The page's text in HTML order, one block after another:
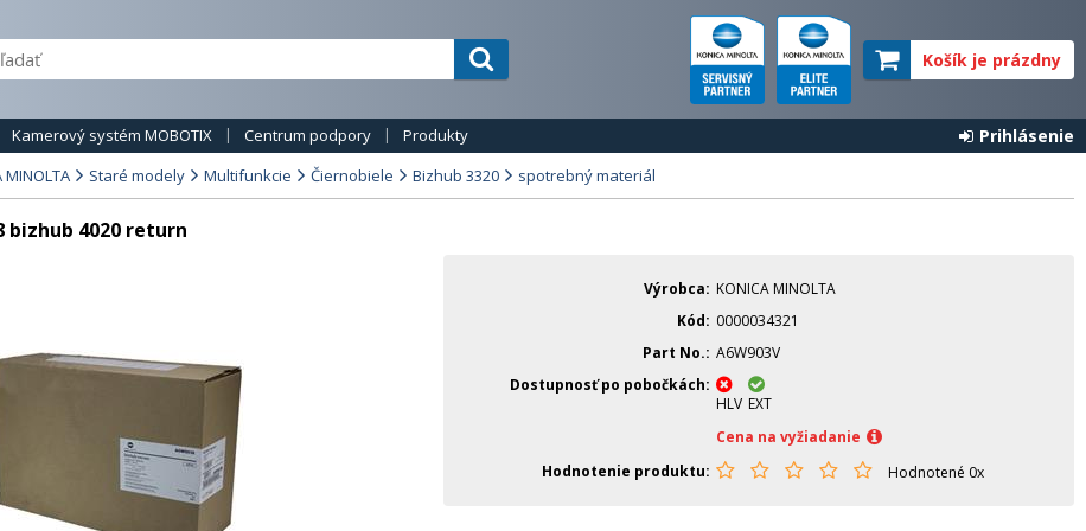
Košík je prázdny
Kamerový systém MOBOTIX Centrum podpory Produkty Prihlásenie
MINOLTA Staré modely Multifunkcie Čiernobiele Bizhub 3320 spotrebný materiál
bizhub 4020 return
Výrobca
KONICA MINOLTA
Kód
0000034321
Part No. A6W903V
Dostupnosť po pobočkách
HLV EXT
Cena na vyžiadanie
Hodnotenie produktu
Hodnotené 0x